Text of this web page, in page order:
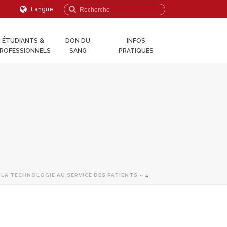
Langue
ÉTUDIANTS &
DON DU
SANG
INFOS
PRATIQUES
TECHNOLOGIE AU SERVICE DES PATIENTS » 4